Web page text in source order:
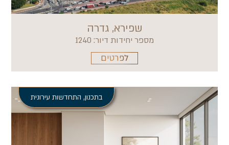
שפירא, גדרה
מספר יחידות דיור: 1240
לפרטים
בתכנון, התחדשות עירונית